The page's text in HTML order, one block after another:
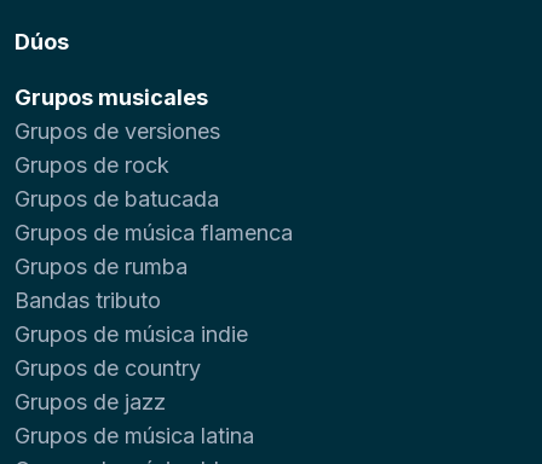
Dúos
Grupos musicales
Grupos de versiones
Grupos de rock
Grupos de batucada
Grupos de música flamenca
Grupos de rumba
Bandas tributo
Grupos de música indie
Grupos de country
Grupos de jazz
Grupos de música latina